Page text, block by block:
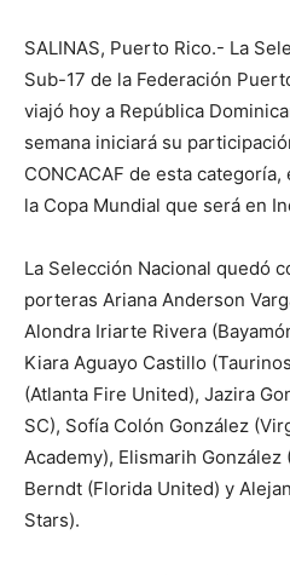
SALINAS, Puerto Rico.- La
Sub-17 de la Federación
viajó hoy a República
semana iniciará su
CONCACAF de esta
la Copa Mundial que será en
La Selección Nacional quedó
porteras Ariana Anderson
Alondra Iriarte Rivera
Kiara Aguayo Castillo
(Atlanta Fire United), Jazira
SC), Sofía Colón González
Academy), Elismarih González
Berndt (Florida United) y
Stars).